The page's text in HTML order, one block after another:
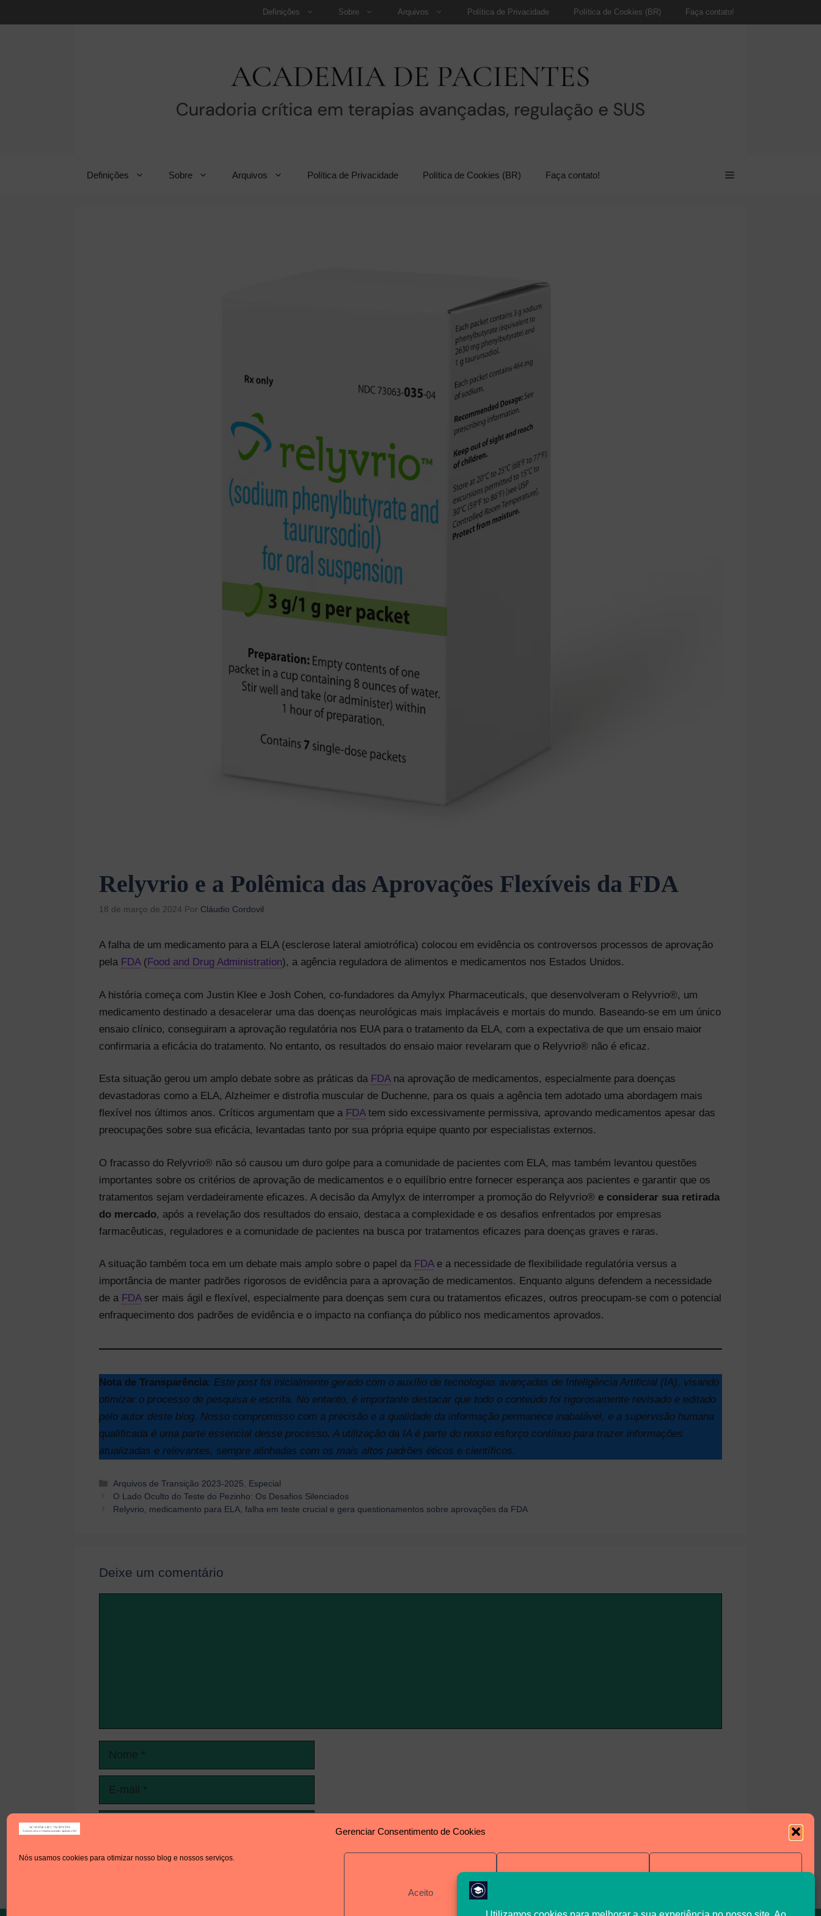
Gerenciar Consentimento de Cookies
Nós usamos cookies para otimizar nosso blog e nossos serviços.
Aceito
para
Definições Sobre Arquivos Política de Privacidade Política de Cookies (BR) Faça contato!
Definições Sobre Arquivos Política de Privacidade Política de Cookies (BR) Faça contato!
Relyvrio e a Polêmica das Aprovações Flexíveis da FDA
18 de março de 2024 Por Cláudio Cordovil
A falha de um medicamento para a ELA (esclerose lateral amiotrófica) colocou em evidência os controversos processos de aprovação
pela FDA( Food and Drug Administration), a agência reguladora de alimentos e medicamentos nos Estados Unidos.
A história começa com Justin Klee e Josh Cohen, co-fundadores da Amylyx Pharmaceuticals, que desenvolveram o Relyvrio®, um
medicamento destinado a desacelerar uma das doenças neurológicas mais implacáveis e mortais do mundo. Baseando-se em um único
ensaio clínico, conseguiram a aprovação regulatória nos EUA para o tratamento da ELA, com a expectativa de que um ensaio maior
confirmaria a eficácia do tratamento. No entanto, os resultados do ensaio maior revelaram que o Relyvrio® não é eficaz.
Esta situação gerou um amplo debate sobre as práticas da FDAna aprovação de medicamentos, especialmente para doenças
devastadoras como a ELA, Alzheimer e distrofia muscular de Duchenne, para os quais a agência tem adotado uma abordagem mais
flexível nos últimos anos. Críticos argumentam que a FDAtem sido excessivamente permissiva, aprovando medicamentos apesar das
preocupações sobre sua eficácia, levantadas tanto por sua própria equipe quanto por especialistas externos.
O fracasso do Relyvrio® não só causou um duro golpe para a comunidade de pacientes com ELA, mas também levantou questões
importantes sobre os critérios de aprovação de medicamentos e o equilíbrio entre fornecer esperança aos pacientes e garantir que os
tratamentos sejam verdadeiramente eficazes. A decisão da Amylyx de interromper a promoção do Relyvrio® e considerar sua retirada
do mercado, após a revelação dos resultados do ensaio, destaca a complexidade e os desafios enfrentados por empresas
farmacêuticas, reguladores e a comunidade de pacientes na busca por tratamentos eficazes para doenças graves e raras.
A situação também toca em um debate mais amplo sobre o papel da FDAe a necessidade de flexibilidade regulatória versus a
importância de manter padrões rigorosos de evidência para a aprovação de medicamentos. Enquanto alguns defendem a necessidade
de a FDAser mais ágil e flexível, especialmente para doenças sem cura ou tratamentos eficazes, outros preocupam-se com o potencial
enfraquecimento dos padrões de evidência e o impacto na confiança do público nos medicamentos aprovados.
Nota de Transparência: Este post foi inicialmente gerado com o auxílio de tecnologias avançadas de Inteligência Artificial (IA), visando
otimizar o processo de pesquisa e escrita. No entanto, é importante destacar que todo o conteúdo foi rigorosamente revisado e editado
pelo autor deste blog. Nosso compromisso com a precisão e a qualidade da informação permanece inabalável, e a supervisão humana
qualificada é uma parte essencial desse processo. A utilização da IA é parte do nosso esforço contínuo para trazer informações
atualizadas e relevantes, sempre alinhadas com os mais altos padrões éticos e científicos.
Categorias
Arquivos de Transição 2023-2025
Especial
Navegação
de
O Lado Oculto do Teste do Pezinho: Os Desafios Silenciados
Relyvrio, medicamento para ELA, falha em teste crucial e gera questionamentos sobre aprovações da FDA
Deixe um comentário
Nome